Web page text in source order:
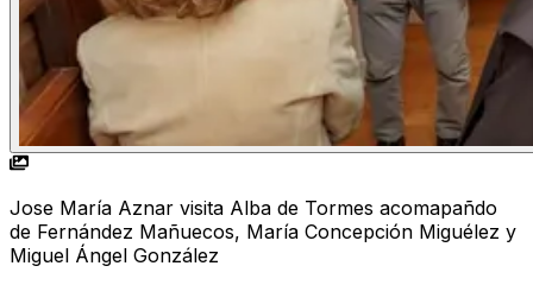
Jose María Aznar visita Alba de Tormes acomapañdo
de Fernández Mañuecos, María Concepción Miguélez y
Miguel Ángel González